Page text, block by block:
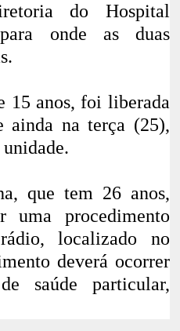
do Hospital
onde as duas
15 anos, foi liberada
ainda na terça (25),
que tem 26 anos,
uma procedimento
localizado no
deverá ocorrer
saúde particular,